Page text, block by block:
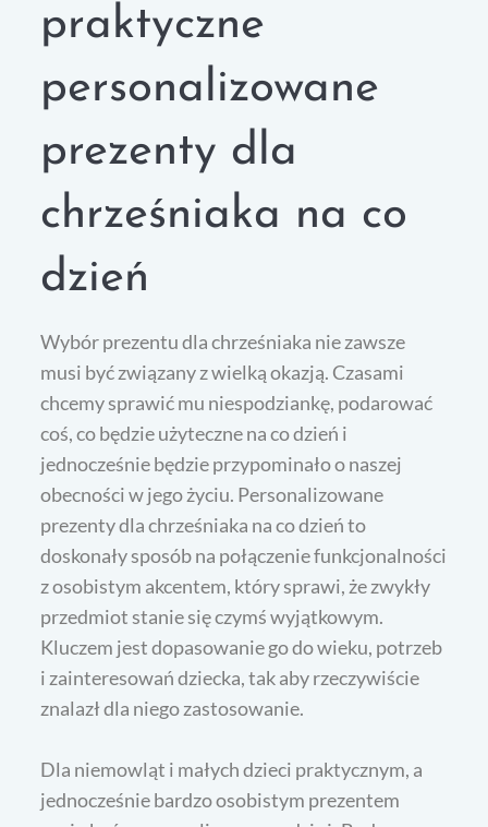
praktyczne
personalizowane
prezenty dla
chrześniaka na co
dzień
Wybór prezentu dla chrześniaka nie zawsze
musi być związany z wielką okazją. Czasami
chcemy sprawić mu niespodziankę, podarować
coś, co będzie użyteczne na co dzień i
jednocześnie będzie przypominało o naszej
obecności w jego życiu. Personalizowane
prezenty dla chrześniaka na co dzień to
doskonały sposób na połączenie funkcjonalności
z osobistym akcentem, który sprawi, że zwykły
przedmiot stanie się czymś wyjątkowym.
Kluczem jest dopasowanie go do wieku, potrzeb
i zainteresowań dziecka, tak aby rzeczywiście
znalazł dla niego zastosowanie.
Dla niemowląt i małych dzieci praktycznym, a
jednocześnie bardzo osobistym prezentem